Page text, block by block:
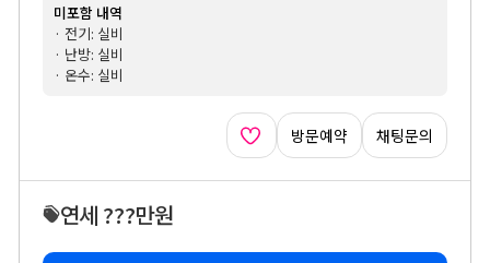
미포함 내역
· 전기: 실비
· 난방: 실비
· 온수: 실비
방문예약 채팅문의
연세 ???만원